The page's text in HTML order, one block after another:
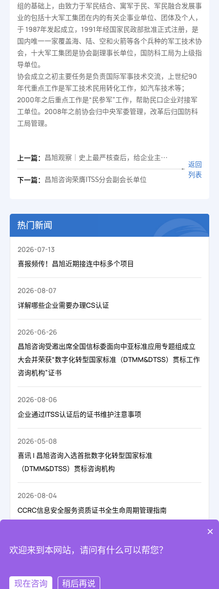
组的基础上，由致力于军民结合、寓军于民、军民融合发展事
业的包括十大军工集团在内的有关企事业单位、团体及个人，
于 1987年发起成立，1991年经国家民政部批准正式注册，是
国内唯一一家覆盖海、陆、空和火箭等各个兵种的军工技术协
会，十大军工集团是协会副理事长单位，国防科工局为上级指
导单位。
协会成立之初主要任务是负责国际军事技术交流，上世纪90
年代重点工作是军工技术民用转化工作，如汽车技术等；
2000年之后重点工作是“民参军”工作，帮助民口企业对接军
工单位。2008年之前协会归中央军委管理，改革后归国防科
工局管理。
上一篇： 昌旭观察｜史上最严核查后，给企业主的认证风险管理指南
下一篇： 昌旭咨询荣膺ITSS分会副会长单位
返回
列表
热门新闻
2026-07-13
喜报频传！昌旭近期接连中标多个项目
2026-08-07
详解哪些企业需要办理CS认证
2026-06-26
昌旭咨询受邀出席全国信标委面向中亚标准应用专题组成立
大会并荣获“数字化转型国家标准（DTMM&DTSS）贯标工作
咨询机构”证书
2026-08-06
企业通过ITSS认证后的证书维护注意事项
2026-05-08
喜讯 | 昌旭咨询入选首批数字化转型国家标准
（DTMM&DTSS）贯标咨询机构
2026-08-04
CCRC信息安全服务资质证书全生命周期管理指南
地 址：北京市石景山区金安中海财富中心7层
邮 箱： changxu@changxu.org.cn
×
欢迎来到本网站，请问有什么可以帮您？
现在咨询 稍后再说